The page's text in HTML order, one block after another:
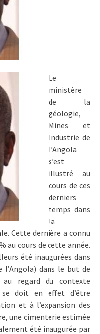
Le
ministère
de la
géologie,
Mines et
Industrie de
l’Angola
s’est
illustré au
cours de ces
derniers
temps dans
la
Cette dernière a connu
au cours de cette année.
été inaugurées dans
dans le but de
regard du contexte
se doit en effet d’être
et à l’expansion des
une cimenterie estimée
été inaugurée par